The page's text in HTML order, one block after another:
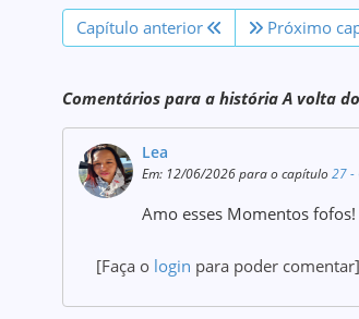
Capítulo anterior Próximo
Comentários para a história A volta
Lea
Em: 12/06/2026 para o capítulo27 -
Amo esses Momentos fofos!
[Faça o login para poder comentar]